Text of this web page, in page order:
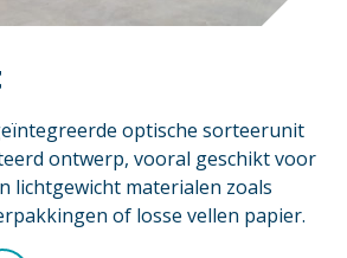
optische sorteerunit
ontwerp, vooral geschikt voor
lichtgewicht materialen zoals
of losse vellen papier.